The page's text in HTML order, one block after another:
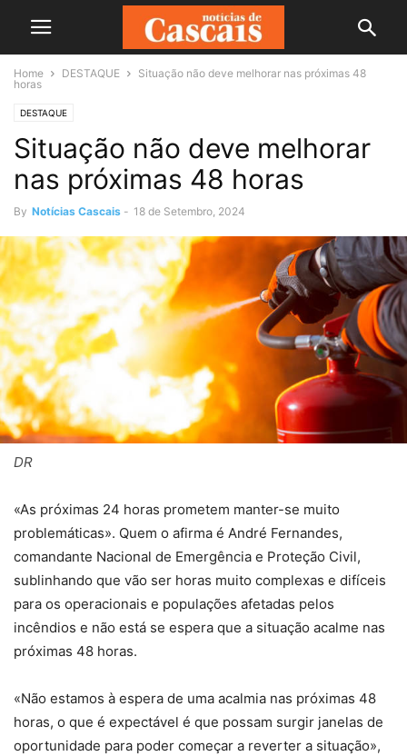
Home DESTAQUE
Situação não deve melhorar nas próximas 48
horas
DESTAQUE
Situação não deve melhorar
nas próximas 48 horas
By Notícias Cascais - 18 de Setembro, 2024
DR
«As próximas 24 horas prometem manter-se muito
problemáticas». Quem o afirma é André Fernandes,
comandante Nacional de Emergência e Proteção Civil,
sublinhando que vão ser horas muito complexas e difíceis
para os operacionais e populações afetadas pelos
incêndios e não está se espera que a situação acalme nas
próximas 48 horas.
«Não estamos à espera de uma acalmia nas próximas 48
horas, o que é expectável é que possam surgir janelas de
oportunidade para poder começar a reverter a situação»,